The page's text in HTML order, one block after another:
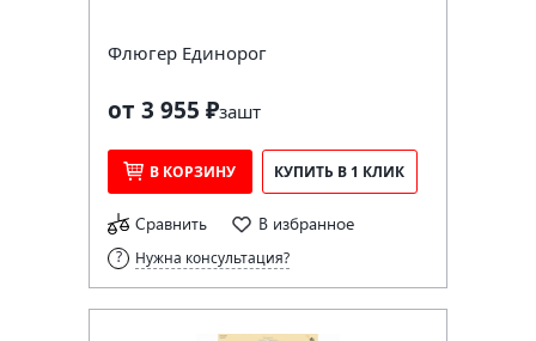
Флюгер Единорог
от 3 955 ₽зашт
В КОРЗИНУ КУПИТЬ В 1 КЛИК
Сравнить В избранное
Нужна консультация?